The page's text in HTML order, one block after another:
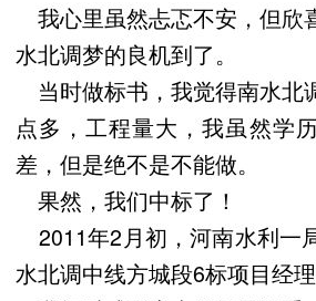
我心里虽然忐忑不安，但欣
水北调梦的良机到了。
当时做标书，我觉得南水北
点多，工程量大，我虽然学
差，但是绝不是不能做。
果然，我们中标了！
2011年2月初，河南水利一
水北调中线方城段6标项目经理